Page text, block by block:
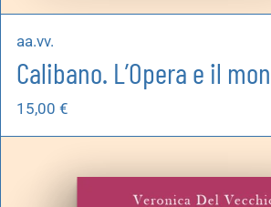
aa.vv.
Calibano. L’Opera e il
15,00 €